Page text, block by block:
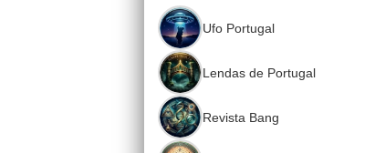
Ufo Portugal
Lendas de Portugal
Revista Bang